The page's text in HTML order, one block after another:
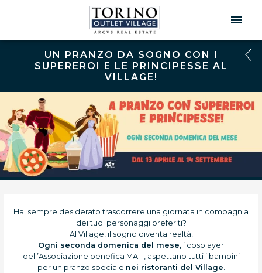
UN PRANZO DA SOGNO CON I
SUPEREROI E LE PRINCIPESSE AL
VILLAGE!
Hai sempre desiderato trascorrere una giornata in compagnia
dei tuoi personaggi preferiti?
Al Village, il sogno diventa realtà!
Ogni seconda domenica del mese, i cosplayer
dell’Associazione benefica MATI, aspettano tutti i bambini
per un pranzo speciale nei ristoranti del Village.